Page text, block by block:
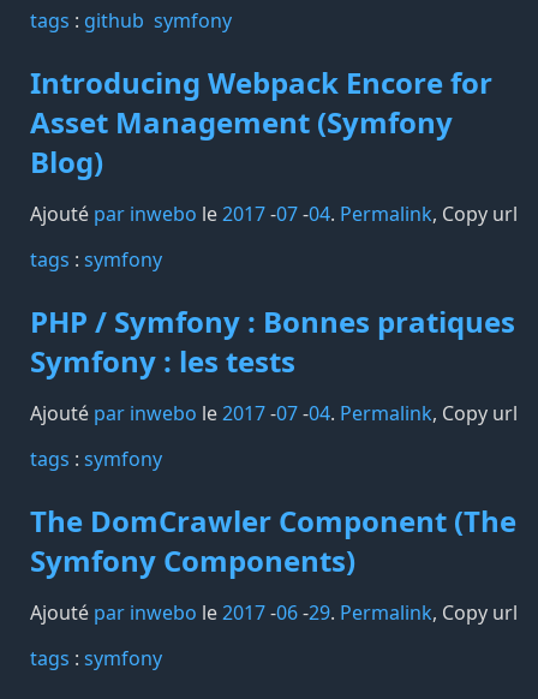
tags️ : github symfony
Introducing Webpack Encore for
Asset Management (Symfony
Blog)
Ajouté par inwebo le2017-07-04. Permalink, Copy url
tags️ : symfony
PHP / Symfony : Bonnes pratiques
Symfony : les tests
Ajouté par inwebo le2017-07-04. Permalink, Copy url
tags️ : symfony
The DomCrawler Component (The
Symfony Components)
Ajouté par inwebo le2017-06-29. Permalink, Copy url
tags️ : symfony